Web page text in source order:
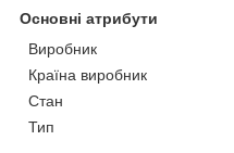
Основні атрибути
Виробник
Країна виробник
Стан
Тип